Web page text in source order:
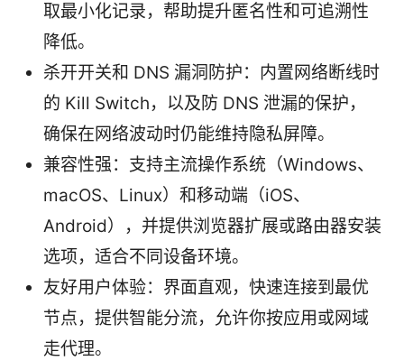
取最小化记录，帮助提升匿名性和可追溯性
降低。
杀开开关和 DNS 漏洞防护：内置网络断线时
的 Kill Switch，以及防 DNS 泄漏的保护，
确保在网络波动时仍能维持隐私屏障。
兼容性强：支持主流操作系统（Windows、
macOS、Linux）和移动端（iOS、
Android），并提供浏览器扩展或路由器安装
选项，适合不同设备环境。
友好用户体验：界面直观，快速连接到最优
节点，提供智能分流，允许你按应用或网域
走代理。